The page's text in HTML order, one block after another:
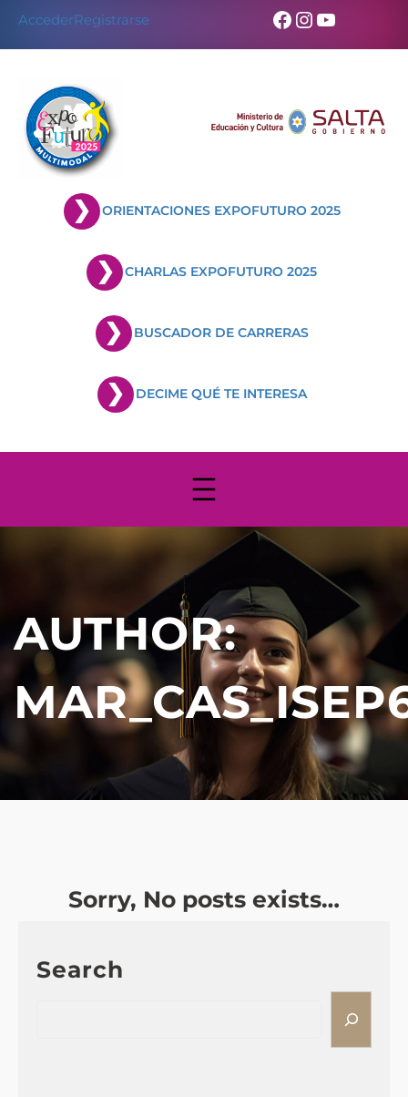
content
AccederRegistrarse Facebook
Instagram
YouTube
ORIENTACIONES EXPOFUTURO 2025
CHARLAS EXPOFUTURO 2025
BUSCADOR DE CARRERAS
DECIME QUÉ TE INTERESA
AUTHOR:
Sorry, No posts exists…
Search